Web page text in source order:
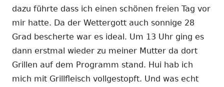
dazu führte dass ich einen schönen freien Tag vor
mir hatte. Da der Wettergott auch sonnige 28
Grad bescherte war es ideal. Um 13 Uhr ging es
dann erstmal wieder zu meiner Mutter da dort
Grillen auf dem Programm stand. Hui hab ich
mich mit Grillfleisch vollgestopft. Und was echt